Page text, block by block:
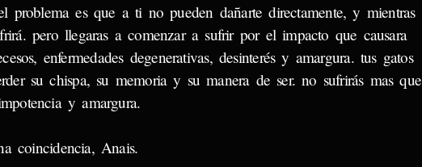
problema es que a ti no pueden dañarte directamente, y mientras
pero llegaras a comenzar a sufrir por el impacto que causara
enfermedades degenerativas, desinterés y amargura. tus gatos
su chispa, su memoria y su manera de ser. no sufrirás mas que
y amargura.
coincidencia, Anais.